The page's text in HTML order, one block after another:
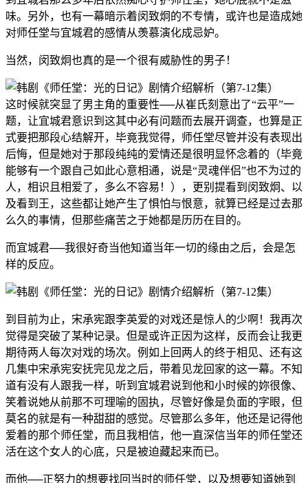
味。另外，也有一幕暗示着闵致炯的不专情，或许也是造成她
对师任堂与宜城君的感情从羡慕演化成忌妒。
当然，闵致炯也真的是一个很有威胁性的男子！
这时候就突显了男主角的重要性──从崔氏刻意出了“云平”一
题，让宜城君意识到这其中必有问题而去展开调查，也算是正
式要把那段心结解开，毕竟我觉得，师任堂尽管并没有表现出
后悔，但是她对于那段纯纯的爱情还是很明显怀念着的（毕竟
能够有一个跟自己如此心意相通，说是“灵魂伴侣”也不为过的
人，相识且相爱了，多么不容易！），更别提看到闵致炯、以
及看到王，这些都让她产生了惧怕与恨意，就算已经是过去那
么久的事情，但那些痛苦之于她都是历历在目的。
而宜城君──我很好奇当他知道当年一切的缘由之后，会是怎
样的反应。
到目前为止，宋承宪跟李英爱的对戏还是惊人的少啊！我再次
觉得是突破了某种记录。但是或许正因为这样，反而会让我更
期待两人每次对戏的场次。例如上回两人的终于相见、还有这
几集中宋承宪安抚完见龙之后，带着见龙回家的这一幕。不知
道有没有人跟我一样，听到宜城君说到他和小时候的妳很像、
笑着说她从前那不可理喻的固执，尽管好像是负面的字眼，但
莫名的就是有一种甜甜的感觉。尽管那么多年，他还是记得他
爱着的那个师任堂，而且我相信，他一直深信当年的师任堂还
活在这个女人的心底，只是被迫藏起来而已。
而他──正努力的想要找回当时的师任堂，以及想要知道她到